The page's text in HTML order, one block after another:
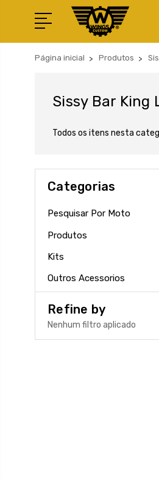
Página inicial Produtos
Sissy Bar King
Todos os itens nesta
Categorias
Pesquisar Por Moto
Produtos
Kits
Outros Acessorios
Refine by
Nenhum filtro aplicado